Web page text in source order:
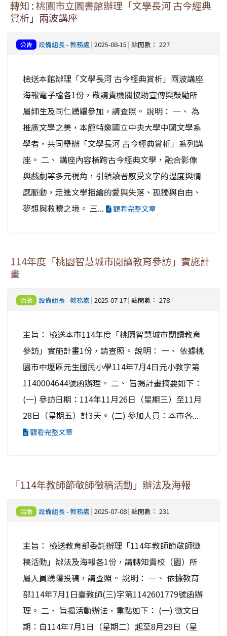
轉知 : 桃園市立圖書館辦理「文學長河 古今經典
賞析」兩波講座
公告 設備組長-教務處 | 2025-08-15 | 點閱數： 227
檢送本館辦理「文學長河 古今經典賞析」兩波講座
海報電子檔各1份，敬請貴機關協助宣傳與鼓勵所
屬師生及同仁踴躍參加，請查照。 說明： 一、 為
推廣文學之美，本館特邀國立中央大學中國文學系
學者，共同舉辦「文學長河 古今經典賞析」系列講
座。 二、 講座內容橫跨古今經典文學，融合影像
與戲劇等多元視角，引領讀者感受文字的溫度與情
感脈動，走進文學描繪的愛與失落、孤獨與自由、
夢想與救贖之境。 三...
觀看完整文章
114年度「桃園智慧城市閱讀教育參訪」實施計
畫
活動 設備組長-教務處 | 2025-07-17 | 點閱數： 278
主旨： 檢送本市114年度「桃園智慧城市閱讀教育
參訪」實施計畫1份，請查照。 說明： 一、 依據桃
園市中壢區元生國民小學114年7月4日元小教字第
1140004644號函辦理。 二、 旨揭計畫摘要如下：
(一) 參訪日期：114年11月26日（星期三）至11月
28日（星期五）計3天。 (二) 參加人員：本市各...
觀看完整文章
「114年教師節敬師徵稿活動」辦法及海報
活動 設備組長-教務處 | 2025-07-08 | 點閱數： 231
主旨： 檢送教育部委託辦理「114年教師節敬師徵
稿活動」辦法及海報各1份，請轉知貴校（園）所
屬人員踴躍投稿，請查照。 說明： 一、 依據教育
部114年7月1日臺教師(三)字第1142601779號函辦
理。 二、 旨揭活動辦法，重點如下： (一) 徵文日
期：自114年7月1日（星期二）起至8月29日（星